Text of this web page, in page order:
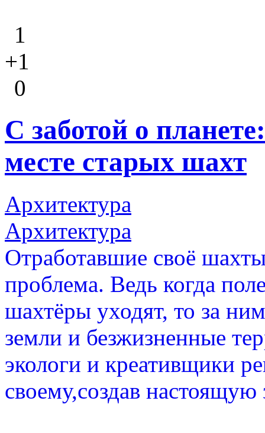
1
+1
0
С заботой о
месте старых шахт
Архитектура
Архитектура
Отработавшие своё
проблема. Ведь когда
шахтёры уходят, то за
земли и безжизненные
экологи и креативщики
своему,создав настоящую